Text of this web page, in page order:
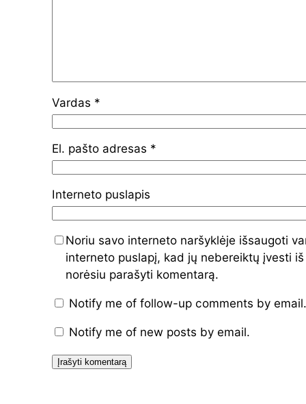
Vardas *
El. pašto adresas *
Interneto puslapis
Noriu savo interneto naršyklėje išsaugoti
interneto puslapį, kad jų nebereiktų įvesti
norėsiu parašyti komentarą.
Notify me of follow-up comments by email.
Notify me of new posts by email.